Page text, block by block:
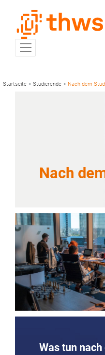
Startseite > Studierende > Nach dem
Nach
Was tun